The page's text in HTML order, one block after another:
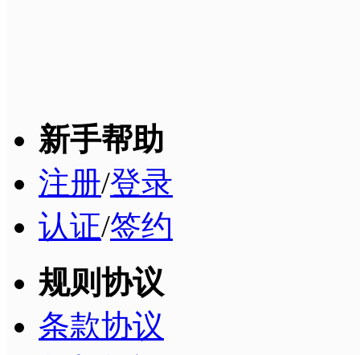
新手帮助
注册/登录
认证/签约
规则协议
条款协议